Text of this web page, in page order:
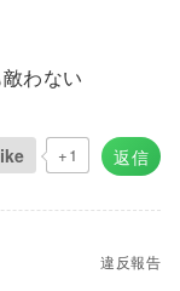
わない
返信
+1
違反報告